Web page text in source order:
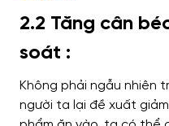
2.2 Tăng cân
soát :
Không phải ngẫu nhiên
người ta lại đề xuất